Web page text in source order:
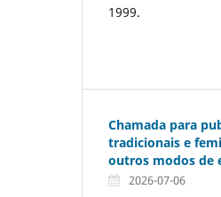
1999.
Chamada para
tradicionais e
outros modos de
2026-07-06